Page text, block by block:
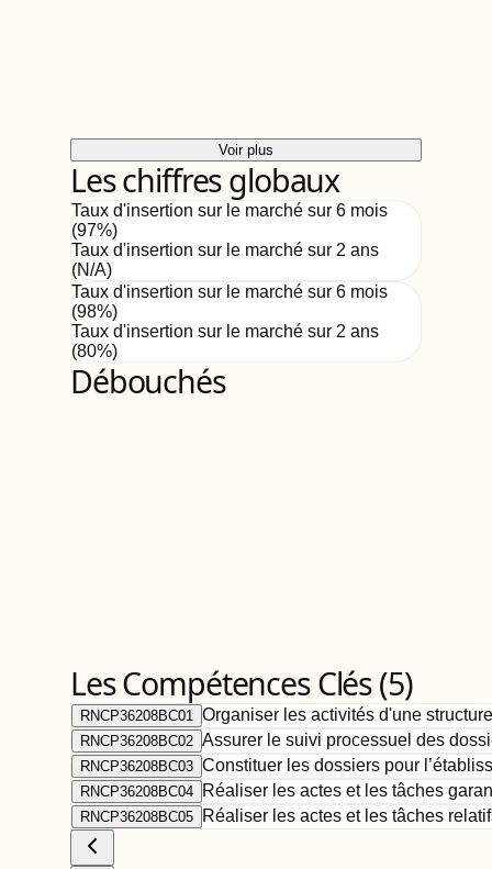
Voir plus
Les chiffres globaux
Taux d'insertion sur le marché sur 6 mois
(97%)
Taux d'insertion sur le marché sur 2 ans
(N/A)
Taux d'insertion sur le marché sur 6 mois
(98%)
Taux d'insertion sur le marché sur 2 ans
(80%)
Débouchés
Les Compétences Clés (5)
RNCP36208BC01 Organiser les activités d'une
RNCP36208BC02 Assurer le suivi processuel des
RNCP36208BC03 Constituer les dossiers pour
RNCP36208BC04 Réaliser les actes et les tâches
RNCP36208BC05 Réaliser les actes et les tâches